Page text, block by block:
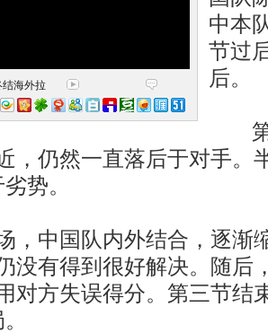
结海外拉
中本
节过
后。
第
，仍然一直落后于对手。
势。
中国队内外结合，逐渐
没有得到很好解决。随后
对方失误得分。第三节结